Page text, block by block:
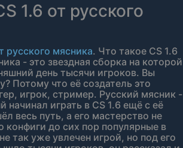
1.6 от русского
русского мясника. Что такое CS 1.6
- это звездная сборка на которой
день тысячи игроков. Вы
Потому что её создатель это
игрок, стример. Русский мясник -
начинал играть в CS 1.6 ещё с её
весь путь, а его мастерство не
конфиги до сих пор популярные в
так уже увлечен игрой, но под его